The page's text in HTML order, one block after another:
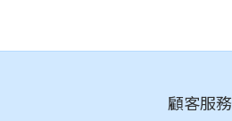
顧客服務